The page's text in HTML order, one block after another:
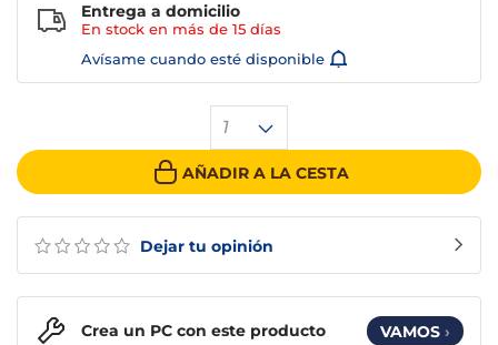
Dejar tu opinión
1
AÑADIR A LA CESTA
Entrega a domicilio
En stock en más de 15 días
Avísame cuando esté disponible
Crea un PC con este producto VAMOS ›